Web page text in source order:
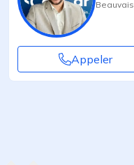
Beauvais
Appeler